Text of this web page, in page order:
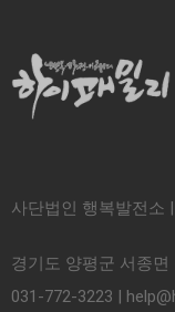
사단법인 행복발전소
경기도 양평군 서종
031-772-3223 |